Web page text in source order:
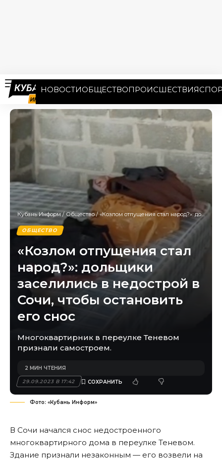
НОВОСТИОБЩЕСТВОПРОИСШЕСТВИЯ
Кубань Информ/ Общество/«Козлом отпущения стал народ?»: дольщики заселились в недострой в Сочи, чтобы остановить его снос
ОБЩЕСТВО
«Козлом отпущения стал
народ?»: дольщики
заселились в недострой в
Сочи, чтобы остановить
его снос
Многоквартирник в переулке Теневом
признали самостроем.
29.09.2023 В 17:42
2 МИН ЧТЕНИЯ
Фото: «Кубань Информ»
В Сочи начался снос недостроенного
многоквартирного дома в переулке Теневом.
Здание признали незаконным — его возвели на